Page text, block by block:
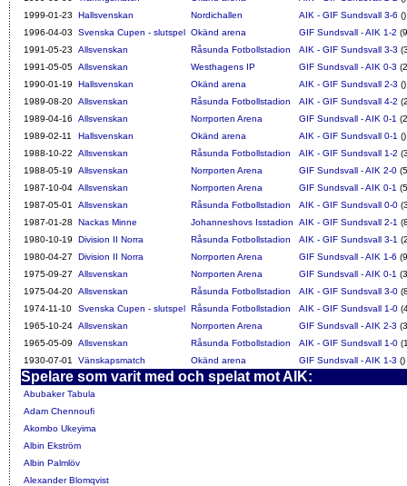
1999-01-23
Hallsvenskan Nordichallen AIK - GIF Sundsvall 3-6 ()
1996-04-03
Svenska Cupen - slutspel Okänd arena GIF Sundsvall - AIK 1-2
1991-05-23
Allsvenskan Råsunda Fotbollstadion AIK - GIF Sundsvall 3-3
1991-05-05 Allsvenskan Westhagens IP GIF Sundsvall - AIK 0-3
1990-01-19
Hallsvenskan Okänd arena AIK - GIF Sundsvall 2-3 ()
1989-08-20 Allsvenskan Råsunda Fotbollstadion AIK - GIF Sundsvall 4-2
1989-04-16
Allsvenskan Norrporten Arena GIF Sundsvall - AIK 0-1
1989-02-11
Hallsvenskan Okänd arena AIK - GIF Sundsvall 0-1 ()
1988-10-22
Allsvenskan Råsunda Fotbollstadion AIK - GIF Sundsvall 1-2
1988-05-19
Allsvenskan Norrporten Arena GIF Sundsvall - AIK 2-0
1987-10-04 Allsvenskan Norrporten Arena GIF Sundsvall - AIK 0-1
1987-05-01
Allsvenskan Råsunda Fotbollstadion AIK - GIF Sundsvall 0-0
1987-01-28
Nackas Minne Johanneshovs Isstadion AIK - GIF Sundsvall 2-1
1980-10-19
Division II Norra Råsunda Fotbollstadion AIK - GIF Sundsvall 3-1
1980-04-27
Division II Norra Norrporten Arena GIF Sundsvall - AIK 1-6
1975-09-27
Allsvenskan Norrporten Arena GIF Sundsvall - AIK 0-1
1975-04-20 Allsvenskan Råsunda Fotbollstadion AIK - GIF Sundsvall 3-0
1974-11-10
Svenska Cupen - slutspel Råsunda Fotbollstadion AIK - GIF Sundsvall 1-0
1965-10-24 Allsvenskan Norrporten Arena GIF Sundsvall - AIK 2-3
1965-05-09
Allsvenskan Råsunda Fotbollstadion AIK - GIF Sundsvall 1-0
1930-07-01
Vänskapsmatch Okänd arena GIF Sundsvall - AIK 1-3 ()
Spelare som varit med och spelat mot AIK:
Abubaker Tabula
Adam Chennoufi
Akombo Ukeyima
Albin Ekström
Albin Palmlöv
Alexander Blomqvist